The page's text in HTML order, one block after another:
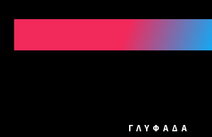
ΓΛΥΦΑΔΑ